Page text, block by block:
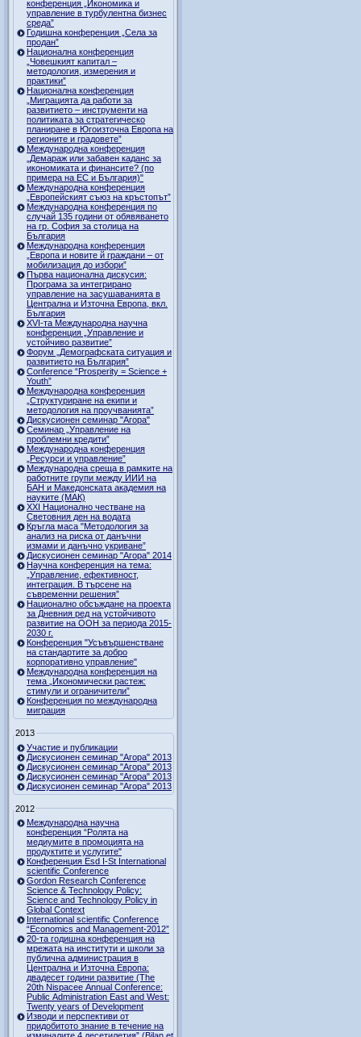
конференция „Икономика и
управление в турбулентна бизнес
среда”
Годишна конференция „Селa за
продан”
Национална конференция
„Човешкият капитал –
методология, измерения и
практики”
Национална конференция
„Миграцията да работи за
развитието – инструменти на
политиката за стратегическо
планиране в Югоизточна Европа на
регионите и градовете”
Международна конференция
„Демараж или забавен каданс за
икономиката и финансите? (по
примера на ЕС и България)"
Международна конференция
„Европейският съюз на кръстопът”
Международна конференция по
случай 135 години от обявяването
на гр. София за столица на
България
Международна конференция
„Европа и новите й граждани – от
мобилизация до избори”
Първа национална дискусия:
Програма за интегрирано
управление на засушаванията в
Централна и Източна Европа, вкл.
България
ХVI-та Международна научна
конференция „Управление и
устойчиво развитие”
Форум „Демографската ситуация и
развитието на България”
Conference “Prosperity = Science +
Youth”
Международна конференция
„Структуриране на екипи и
методология на проучванията”
Дискусионен семинар "Агора"
Семинар „Управление на
проблемни кредити”
Международна конференция
„Ресурси и управление”
Международна среща в рамките на
работните групи между ИИИ на
БАН и Македонската академия на
науките (МАК)
XXI Национално честване на
Световния ден на водата
Кръгла маса "Методология за
анализ на риска от данъчни
измами и данъчно укриване”
Дискусионен семинар "Агора" 2014
Научна конференция на тема:
„Управление, ефективност,
интеграция. В търсене на
съвременни решения”
Национално обсъждане на проекта
за Дневния ред на устойчивото
развитие на ООН за периода 2015-
2030 г.
Конференция "Усъвършенстване
на стандартите за добро
корпоративно управление"
Международна конференция на
тема „Икономически растеж:
стимули и ограничители”
Конференция по международна
миграция
2013
Участие и публикации
Дискусионен семинар "Агора" 2013
Дискусионен семинар "Агора" 2013
Дискусионен семинар "Агора" 2013
Дискусионен семинар "Агора" 2013
2012
Международна научна
конференция “Ролята на
медиумите в промоцията на
продуктите и услугите"
Конференция Esd I-St International
scientific Conference
Gordon Research Сonference
Science & Technology Policy:
Science and Technology Policy in
Global Context
International scientific Conference
“Economics and Management-2012”
20-та годишна конференция на
мрежата на институти и школи за
публична администрация в
Централна и Източна Европа:
двадесет години развитие (The
20th Nispacee Annual Conference:
Public Administration East and West:
Twenty years of Development
Изводи и перспективи от
придобитото знание в течение на